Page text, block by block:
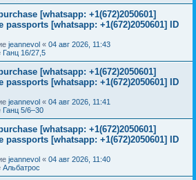
[whatsapp: +1(672)2050601]
passports [whatsapp: +1(672)2050601] ID
jeannevol « 04 авг 2026, 11:43
Ганц 16/27,5
[whatsapp: +1(672)2050601]
passports [whatsapp: +1(672)2050601] ID
jeannevol « 04 авг 2026, 11:41
Ганц 5/6–30
[whatsapp: +1(672)2050601]
passports [whatsapp: +1(672)2050601] ID
jeannevol « 04 авг 2026, 11:40
Альбатрос